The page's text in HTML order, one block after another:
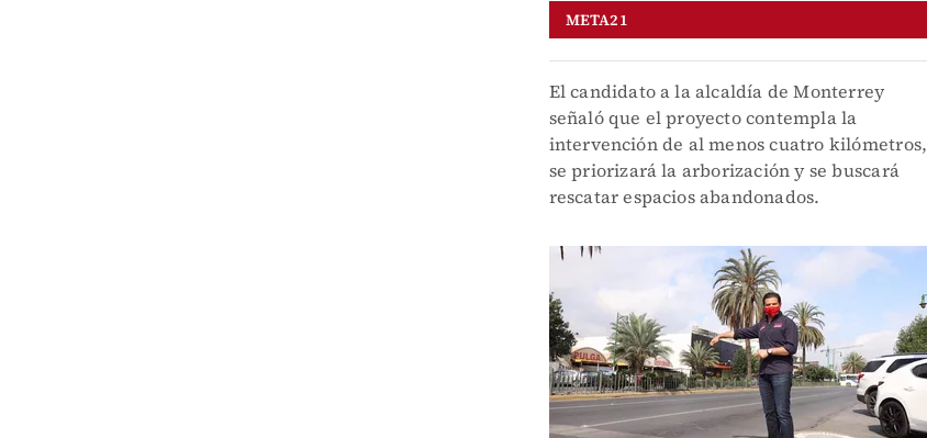
META21
El candidato a la alcaldía de Monterrey
señaló que el proyecto contempla la
intervención de al menos cuatro kilómetros,
se priorizará la arborización y se buscará
rescatar espacios abandonados.